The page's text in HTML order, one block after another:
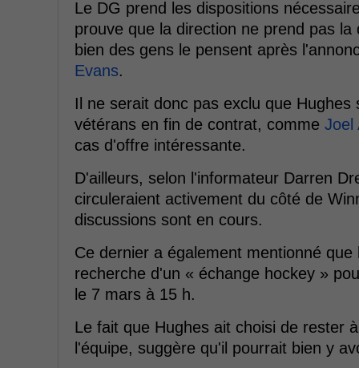
Le DG prend les dispositions
prouve que la direction ne prend pas
bien des gens le pensent après
Evans.
Il ne serait donc pas exclu que
vétérans en fin de contrat, comme Joel
cas d'offre intéressante.
D'ailleurs, selon l'informateur Darren
circuleraient activement du côté de
discussions sont en cours.
Ce dernier a également mentionné
recherche d'un « échange hockey »
le 7 mars à 15 h.
Le fait que Hughes ait choisi de rester
l'équipe, suggère qu'il pourrait bien y